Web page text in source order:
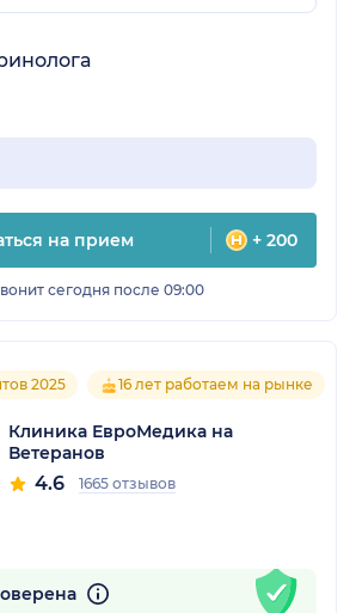
на прием + 200
сегодня после 09:00
2025 16 лет работаем на рынке
Клиника ЕвроМедика на
Ветеранов
4.6 1665 отзывов